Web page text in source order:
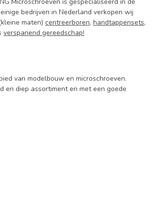
bedrijven in Nederland verkopen wij
maten) centreerboren, handtappensets,
verspanend gereedschap!
van modelbouw en microschroeven.
en diep assortiment en met een goede